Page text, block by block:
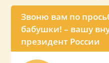
Звоню вам по
бабушки! – вашу
президент России